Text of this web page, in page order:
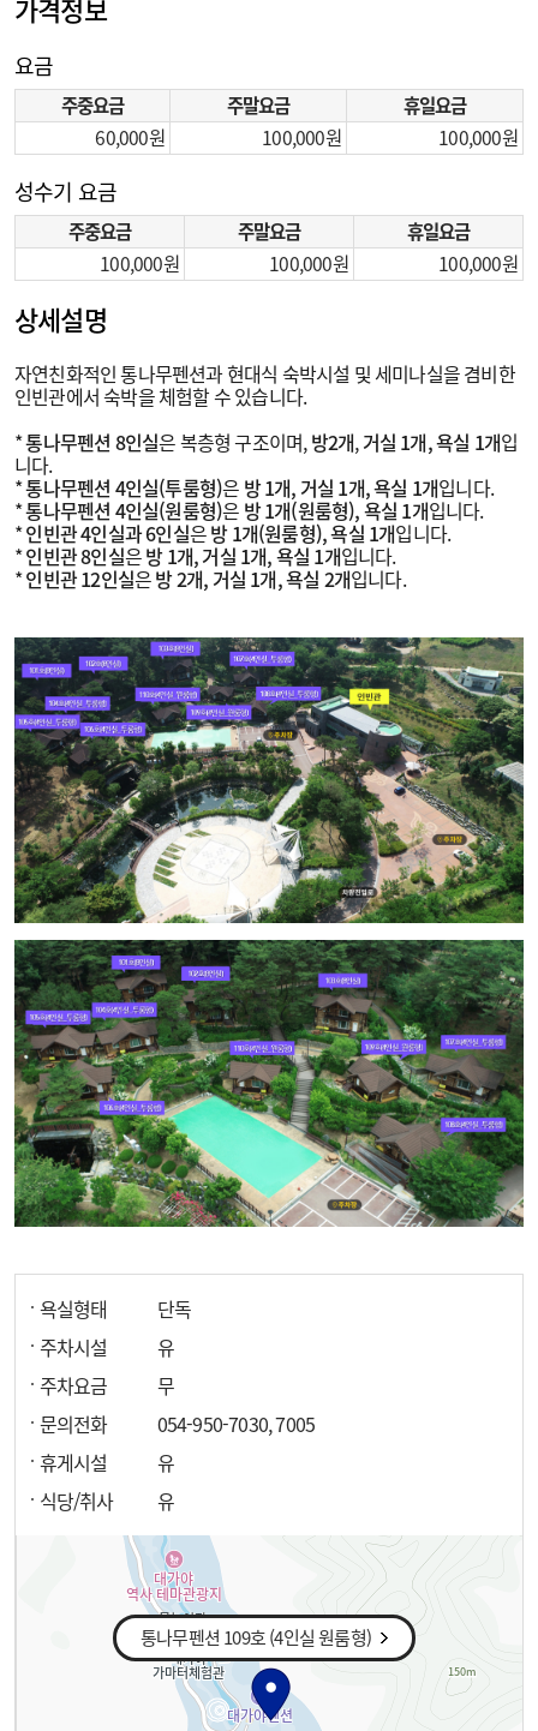
가격정보
요금
주중요금 주말요금
휴일요금
60,000
100,000 100,000
성수기 요금
주중요금 주말요금
휴일요금
100,000
100,000 100,000
상세설명
자연친화적인 통나무펜션과 현대식 숙박시설 및 세미나실을 겸비한
인빈관에서 숙박을 체험할 수 있습니다.
*통나무펜션 8인실은 복층형 구조이며,방2개,거실 1개, 욕실 1개입
니다.
*통나무펜션 4인실(투룸형)은 방 1개, 거실 1개, 욕실 1개입니다.
*통나무펜션 4인실(원룸형)은 방 1개(원룸형), 욕실 1개입니다.
*인빈관 4인실과 6인실은방 1개(원룸형), 욕실 1개입니다.
*인빈관 8인실은방 1개, 거실 1개, 욕실 1개입니다.
*인빈관 12인실은방 2개, 거실 1개, 욕실 2개입니다.
욕실형태
단독
주차시설
유
주차요금
무
문의전화
054-950-7030, 7005
휴게시설
유
식당/취사
유
통나무펜션 109호 (4인실 원룸형)